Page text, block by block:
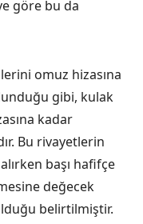
göre bu da
omuz hizasına
gibi, kulak
kadar
Bu rivayetlerin
başı hafifçe
değecek
belirtilmiştir.